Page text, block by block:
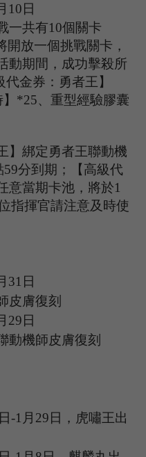
10日
一共有10個關卡
開放一個挑戰關卡，
動期間，成功擊殺所
金券：勇者王】
*25、重型經驗膠囊
】綁定勇者王聯動機
59分到期；【高級代
意當期卡池，將於1
指揮官請注意及時使
31 日
皮膚復刻
29日
動機師皮膚復刻
日-1 月 29日， 虎嘯王出